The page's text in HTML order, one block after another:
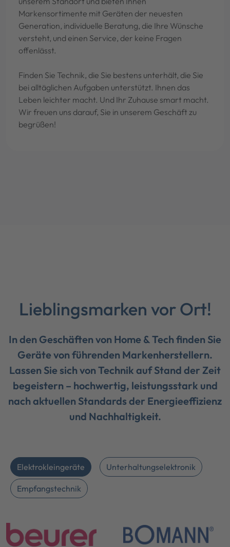
Markensortimente mit Geräten der neuesten
Generation, individuelle Beratung, die Ihre Wünsche
versteht, und einen Service, der keine Fragen
offenlässt.
Finden Sie Technik, die Sie bestens unterhält, die Sie
bei alltäglichen Aufgaben unterstützt. Ihnen das
Leben leichter macht. Und Ihr Zuhause smart macht.
Wir freuen uns darauf, Sie in unserem Geschäft zu
begrüßen!
Lieblingsmarken vor Ort!
In den Geschäften von Home & Tech finden Sie
Geräte von führenden Markenherstellern.
Lassen Sie sich von Technik auf Stand der Zeit
begeistern – hochwertig, leistungsstark und
nach aktuellen Standards der Energieeffizienz
und Nachhaltigkeit.
Elektrokleingeräte Unterhaltungselektronik
Empfangstechnik